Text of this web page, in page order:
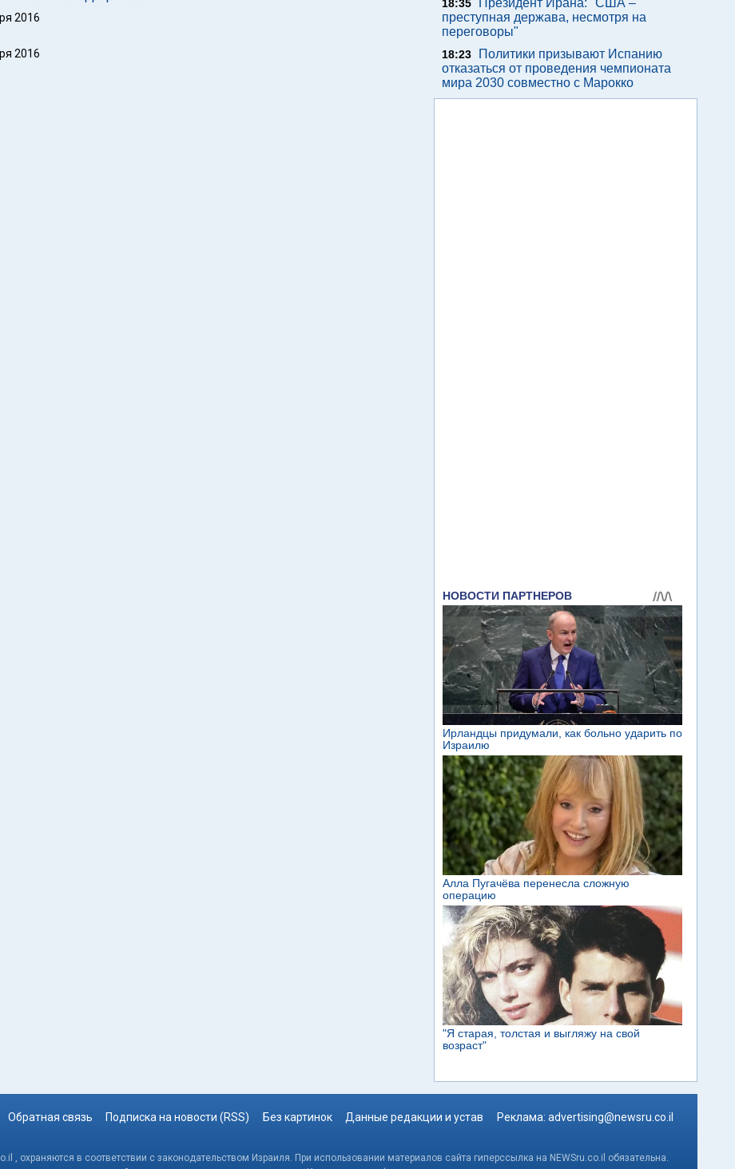
2016
2016
18:35
Президент Ирана: "США –
преступная держава, несмотря на
переговоры"
18:23
Политики призывают Испанию
отказаться от проведения чемпионата
мира 2030 совместно с Марокко
Обратная связь Подписка на новости (RSS) Без картинок Данные редакции и устав Реклама: advertising@newsru.co.il
, охраняются в соответствии с законодательством Израиля. При использовании материалов сайта гиперссылка на NEWSru.co.il обязательна.